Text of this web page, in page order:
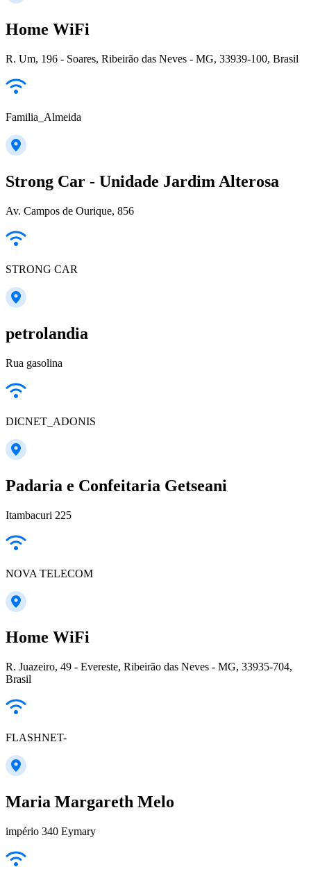
Home WiFi
R. Um, 196 - Soares, Ribeirão das Neves - MG, 33939-100, Brasil
Familia_Almeida
Strong Car - Unidade Jardim Alterosa
Av. Campos de Ourique, 856
STRONG CAR
petrolandia
Rua gasolina
DICNET_ADONIS
Padaria e Confeitaria Getseani
Itambacuri 225
NOVA TELECOM
Home WiFi
R. Juazeiro, 49 - Evereste, Ribeirão das Neves - MG, 33935-704,
Brasil
FLASHNET-
Maria Margareth Melo
império 340 Eymary